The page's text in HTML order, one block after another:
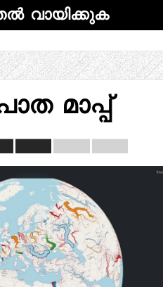
വായിക്കുക
മാപ്പ്